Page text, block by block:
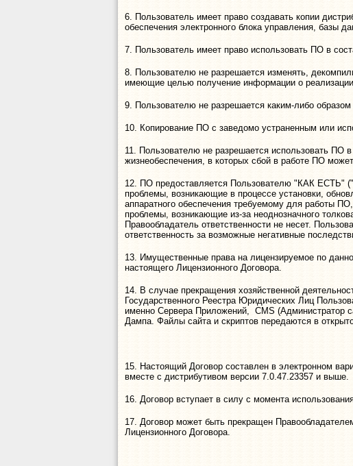
6. Пользователь имеет право создавать копии
обеспечения электронного блока управления, базы
7. Пользователь имеет право использовать ПО в
8. Пользователю не разрешается изменять,
имеющие целью получение информации о
9. Пользователю не разрешается каким-либо
10. Копирование ПО с заведомо устраненным или
11. Пользователю не разрешается использовать
жизнеобеспечения, в которых сбой в работе ПО
12. ПО предоставляется Пользователю "КАК ЕСТЬ"
проблемы, возникающие в процессе установки,
аппаратного обеспечения требуемому для работы
проблемы, возникающие из-за неоднозначного
Правообладатель ответственности не несет.
ответственность за возможные негативные
13. Имущественные права на лицензируемое по
настоящего Лицензионного Договора.
14. В случае прекращения хозяйственной
Государственного Реестра Юридических Лиц
именно Сервера Приложений, CMS (Администратор
Дампа. Файлы сайта и скриптов передаются в
15. Настоящий Договор составлен в электронном
вместе с дистрибутивом версии 7.0.47.23357 и выше.
16. Договор вступает в силу с момента
17. Договор может быть прекращен
Лицензионного Договора.